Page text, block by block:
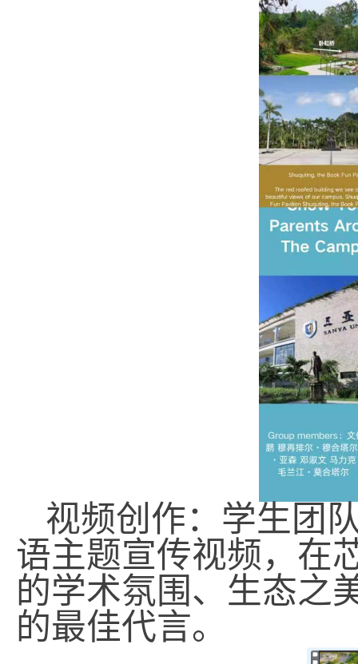
视频创作： 学生团
语主题宣传视频 ，在
的学术氛围、生态之
的最佳代言。